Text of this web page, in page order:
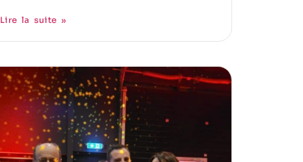
Lire la suite »